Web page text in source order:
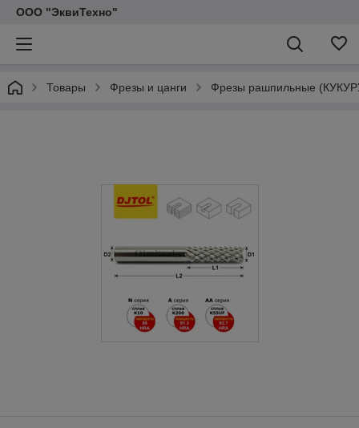
ООО "ЭквиТехно"
Товары Фрезы и цанги Фрезы рашпильные